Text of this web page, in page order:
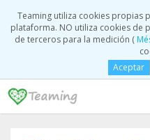
Teaming utiliza cookies propias
plataforma. NO utiliza cookies de
de terceros para la medición (
Aceptar